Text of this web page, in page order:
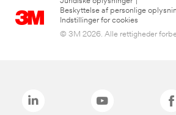
Beskyttelse af personlige
Indstillinger for cookies
© 3M 2026. Alle rettigheder